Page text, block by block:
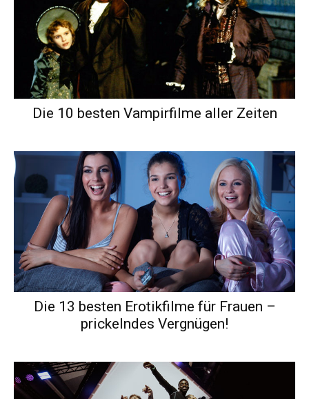
Die 10 besten Vampirfilme aller Zeiten
Die 13 besten Erotikfilme für Frauen –
prickelndes Vergnügen!